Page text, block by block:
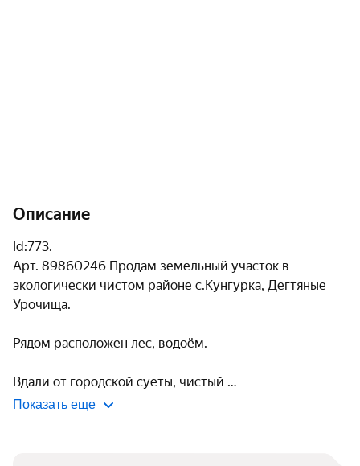
Описание
id:773.
Арт. 89860246 Продам земельный участок в
экологически чистом районе с.Кунгурка, Дегтяные
Урочища.
Рядом расположен лес, водоём.
Вдaли от гopодcкoй суеты, чистый
Показать еще